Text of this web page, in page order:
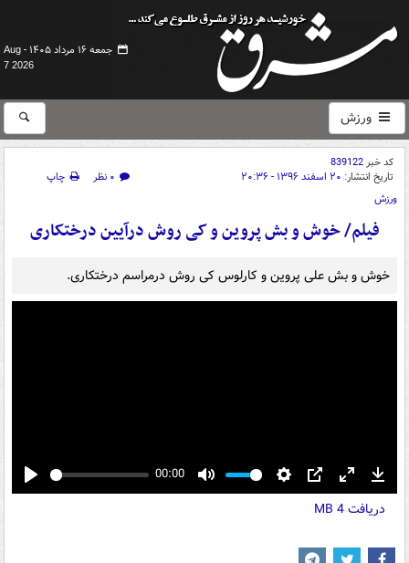
جمعه ۱۶ مرداد ۱۴۰۵ -
Aug
7 2026
ورزش
کد خبر839122
تاریخ انتشار: ۲۰ اسفند ۱۳۹۶ - ۲۰:۳۶ ۰ نظر
چاپ
ورزش
فیلم/ خوش و بش پروین و کی روش درآیین درختکاری
خوش و بش علی پروین و کارلوس کی روش درمراسم درختکاری.
Play
00:00
Mute Settings
PIP Enter
fullscreen
دریافت4 MB